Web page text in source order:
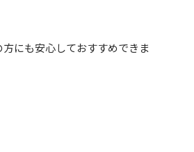
にも安心しておすすめできま